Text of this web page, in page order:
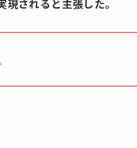
現されると主張した。